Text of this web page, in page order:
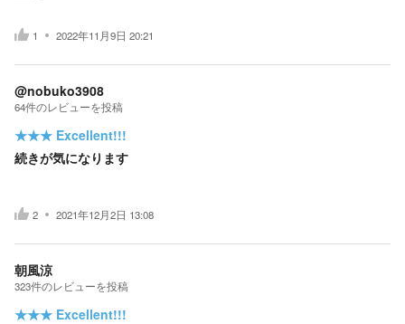
1 2022年11月9日 20:21
@nobuko3908
64件のレビューを投稿
★★★ Excellent!!!
続きが気になります
2 2021年12月2日 13:08
朝風涼
323件のレビューを投稿
★★★ Excellent!!!